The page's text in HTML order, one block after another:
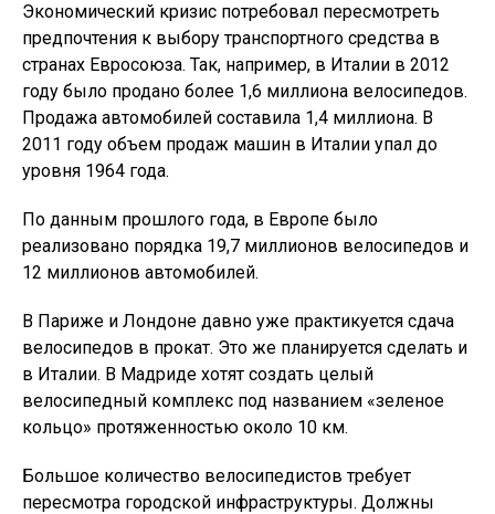
Экономический кризис потребовал пересмотреть
предпочтения к выбору транспортного средства в
странах Евросоюза. Так, например, в Италии в 2012
году было продано более 1,6 миллиона велосипедов.
Продажа автомобилей составила 1,4 миллиона. В
2011 году объем продаж машин в Италии упал до
уровня 1964 года.
По данным прошлого года, в Европе было
реализовано порядка 19,7 миллионов велосипедов и
12 миллионов автомобилей.
В Париже и Лондоне давно уже практикуется сдача
велосипедов в прокат. Это же планируется сделать и
в Италии. В Мадриде хотят создать целый
велосипедный комплекс под названием «зеленое
кольцо» протяженностью около 10 км.
Большое количество велосипедистов требует
пересмотра городской инфраструктуры. Должны